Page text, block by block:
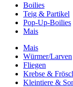
Boilies
Teig & Partikel
Pop-Up-Boilies
Mais
Mais
Würmer/Larven
Fliegen
Krebse &
Kleintiere &